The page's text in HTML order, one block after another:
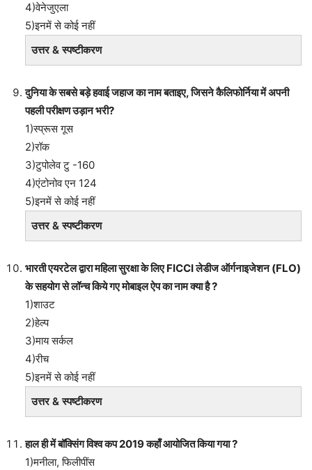
4)वेनेजुएला
5)इनमें से कोई नहीं
उत्तर & स्पष्टीकरण
दुनिया के सबसे बड़े हवाई जहाज का नाम बताइए, जिसने कैलिफोर्निया में अपनी
पहली परीक्षण उड़ान भरी?
1)स्प्रूस गूस
2)रॉक
3)टुपोलेव टु -160
4)एंटोनोव एन 124
5)इनमें से कोई नहीं
उत्तर & स्पष्टीकरण
भारती एयरटेल द्वारा महिला सुरक्षा के लिए FICCI लेडीज ऑर्गनाइजेशन (FLO)
के सहयोग से लॉन्च किये गए मोबाइल ऐप का नाम क्या है ?
1)शाउट
2)हेल्प
3)माय सर्कल
4)रीच
5)इनमें से कोई नहीं
उत्तर & स्पष्टीकरण
हाल ही में बॉक्सिंग विश्व कप 2019 कहाँ आयोजित किया गया ?
1)मनीला, फिलीपींस